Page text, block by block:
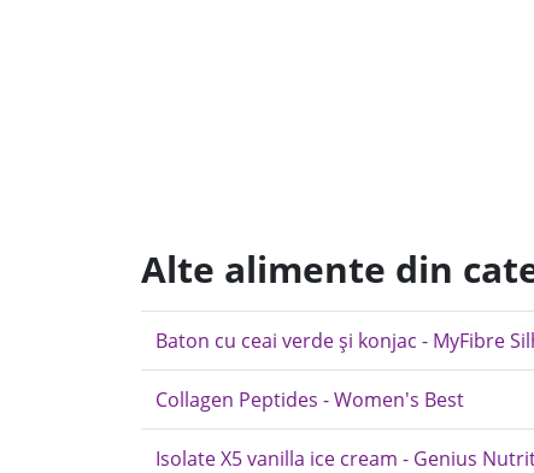
Alte alimente din
Baton cu ceai verde și konjac - MyFibre
Collagen Peptides - Women's Best
Isolate X5 vanilla ice cream - Genius